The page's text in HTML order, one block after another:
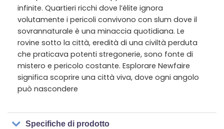
infinite. Quartieri ricchi dove l’élite ignora
volutamente i pericoli convivono con slum dove il
sovrannaturale è una minaccia quotidiana. Le
rovine sotto la città, eredità di una civiltà perduta
che praticava potenti stregonerie, sono fonte di
mistero e pericolo costante. Esplorare Newfaire
significa scoprire una città viva, dove ogni angolo
può nascondere
Specifiche di prodotto